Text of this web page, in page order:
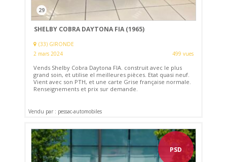
29
SHELBY COBRA DAYTONA FIA (1965)
(33) GIRONDE
2 mars 2024
499 vues
Vends Shelby Cobra Daytona FIA. construit avec le plus
grand soin, et utilise el meilleures pièces. Etat quasi neuf.
Vient avec son PTH, et une carte Grise française normale.
Renseignements et prix sur demande.
Vendu par : pessac-automobiles
PSD